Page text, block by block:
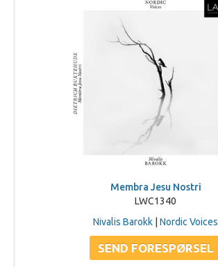
Membra Jesu Nostri
LWC1340
Nivalis Barokk
Nordic Voices